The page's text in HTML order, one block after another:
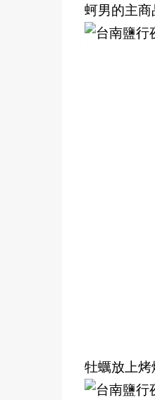
蚵男的主商
牡蠣放上烤